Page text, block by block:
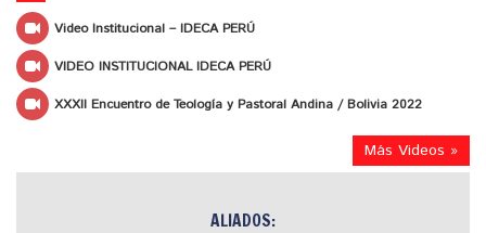
Video Institucional – IDECA PERÚ
VIDEO INSTITUCIONAL IDECA PERÚ
XXXII Encuentro de Teología y Pastoral Andina / Bolivia 2022
Más Videos »
ALIADOS: